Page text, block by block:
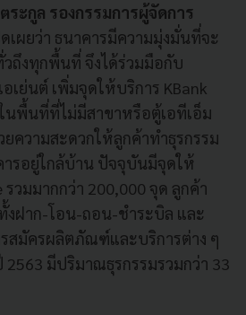
ะกูล รองกรรมการผู้จัดการ
เผยว่า ธนาคารมีความมุ่งมั่นที่จะ
ถึงทุกพื้นที่ จึงได้ร่วมมือกับ
เย่นต์ เพิ่มจุดให้บริการ KBank
นพื้นที่ที่ไม่มีสาขาหรือตู้เอทีเอ็ม
ความสะดวกให้ลูกค้าทำธุรกรรม
รอยู่ใกล้บ้าน ปัจจุบันมีจุดให้
รวมมากกว่า 200,000 จุด ลูกค้า
งฝาก-โอน-ถอน-ชำระบิล และ
สมัครผลิตภัณฑ์และบริการต่าง ๆ
2563 มีปริมาณธุรกรรมรวมกว่า 33